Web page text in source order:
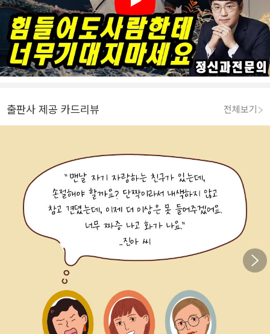
Play
출판사 제공 카드리뷰 전체보기